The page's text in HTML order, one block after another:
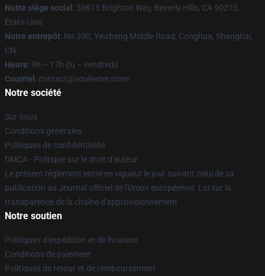
Notre siège social : 59615 Brighton Way, Beverly Hills, CA 90210,
États-Unis
Notre entrepôt: No 200, Yincheng Middle Road, Conghua, Shanghai,
CN
Heure: 9h – 17h (lu – vendredi)
Courriel : contact@souleater.store
Notre société
Sur nous
Conditions générales
Politiques de confidentialité
DMCA - Politique sur le droit d'auteur
Le présent règlement entre en vigueur le jour suivant celui de sa
publication au Journal officiel de l'Union européenne. Loi sur la
transparence de la chaîne d'approvisionnement
Notre soutien
Politiques d'expédition et de livraison
Conditions de paiement
Politiques de retour et de remboursement